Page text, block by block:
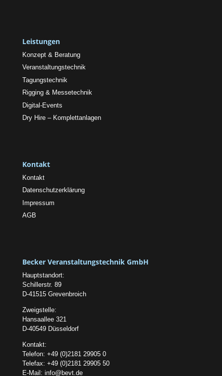
Leistungen
Konzept & Beratung
Veranstaltungstechnik
Tagungstechnik
Rigging & Messetechnik
Digital-Events
Dry Hire – Komplettanlagen
Kontakt
Kontakt
Datenschutzerklärung
Impressum
AGB
Becker Veranstaltungstechnik GmbH
Hauptstandort:
Schillerstr. 89
D-41515 Grevenbroich
Zweigstelle:
Hansaallee 321
D-40549 Düsseldorf
Kontakt:
Telefon: +49 (0)2181 29905 0
Telefax: +49 (0)2181 29905 50
E-Mail: info@bevt.de